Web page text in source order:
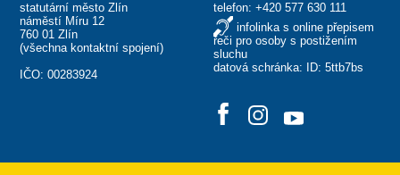
statutární město Zlín
náměstí Míru 12
760 01 Zlín
(všechna kontaktní spojení)
IČO: 00283924
telefon: +420 577 630 111
infolinka s online přepisem
řeči pro osoby s postižením
sluchu
datová schránka: ID: 5ttb7bs